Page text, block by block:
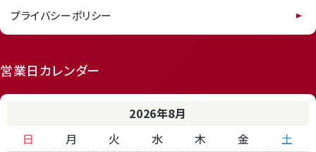
プライバシーポリシー
営業日カレンダー
2026年8月
日
月 火 水 木 金 土